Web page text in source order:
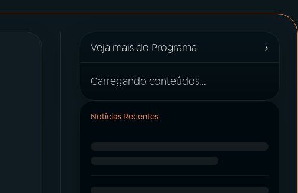
Veja mais do Programa ›
Carregando conteúdos...
Notícias Recentes